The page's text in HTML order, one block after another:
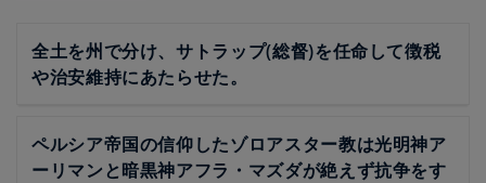
全土を州で分け、サトラップ(総督)を任命して徴税
や治安維持にあたらせた。
ペルシア帝国の信仰したゾロアスター教は光明神ア
ーリマンと暗黒神アフラ・マズダが絶えず抗争をす